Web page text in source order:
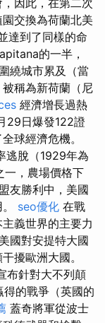
因此，在第二次
交換為荷蘭北美
達到了同樣的命
的一半，
繞城市累及（當
稱為新荷蘭（尼
經濟增長過熱
29日爆發122證
球經濟危機。
逃脫（1929年為
一，農場價格下
友勝利中，美國
seo優化 在戰
義世界的主要力
國對安提特大國
擾歐洲大國。
布針對大不列顛
的戰爭（英國的
蓋奇將軍從波士